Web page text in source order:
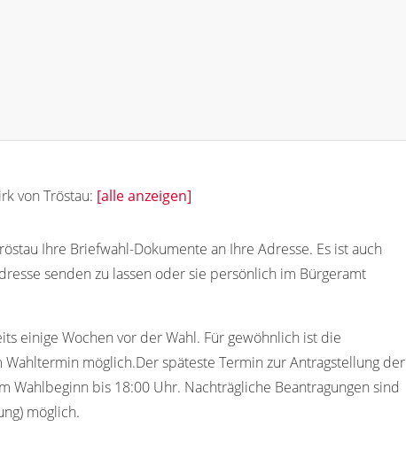
von Tröstau: [alle anzeigen]
Ihre Briefwahl-Dokumente an Ihre Adresse. Es ist auch
senden zu lassen oder sie persönlich im Bürgeramt
einige Wochen vor der Wahl. Für gewöhnlich ist die
möglich.Der späteste Termin zur Antragstellung der
Wahlbeginn bis 18:00 Uhr. Nachträgliche Beantragungen sind
möglich.